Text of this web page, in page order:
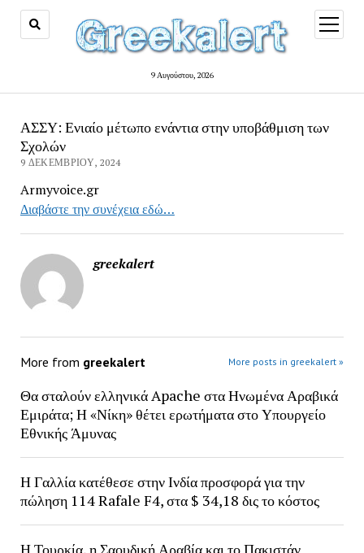
9 Αυγούστου, 2026
open
menu
ΑΣΣΥ: Ενιαίο μέτωπο ενάντια στην υποβάθμιση των
Σχολών
9 ΔΕΚΕΜΒΡΊΟΥ, 2024
Armyvoice.gr
Διαβάστε την συνέχεια εδώ…
greekalert
More from greekalert More posts in greekalert »
Θα σταλούν ελληνικά Apache στα Ηνωμένα Αραβικά
Εμιράτα; Η «Νίκη» θέτει ερωτήματα στο Υπουργείο
Εθνικής Άμυνας
Η Γαλλία κατέθεσε στην Ινδία προσφορά για την
πώληση 114 Rafale F4, στα $ 34,18 δις το κόστος
Η Τουρκία, η Σαουδική Αραβία και το Πακιστάν